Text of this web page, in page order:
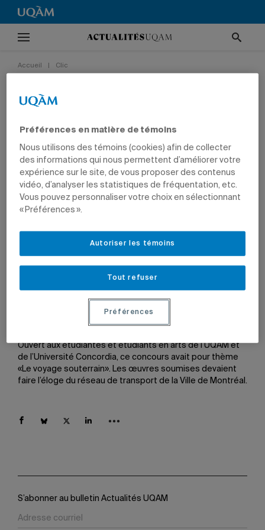
Accueil Clic
Une œuvre géante dans le
métro
Mis à jour le 25 février 2025 à 15 h 56
CLIC CULTURE ARTS ÉTUDIANTS
sur un panneau publicitaire géant au-dessus du quai de la
L’étudiante de l’UQAM a remporté la première édition du
Ouvert aux étudiantes et étudiants en arts de l’UQAM et
de l’Université Concordia, ce concours avait pour thème
«Le voyage souterrain». Les œuvres soumises devaient
faire l’éloge du réseau de transport de la Ville de Montréal.
S’abonner au bulletin Actualités UQAM
Préférences en matière de témoins
Nous utilisons des témoins (cookies) afin de collecter
des informations qui nous permettent d’améliorer votre
expérience sur le site, de vous proposer des contenus
vidéo, d’analyser les statistiques de fréquentation, etc.
Vous pouvez personnaliser votre choix en sélectionnant
« Préférences ».
Tout refuser
Autoriser les témoins
Préférences